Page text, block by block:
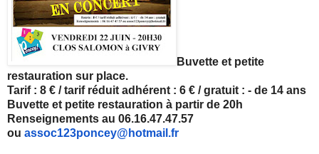
Buvette et petite
restauration sur place.
Tarif : 8 € / tarif réduit adhérent : 6 € / gratuit : - de 14 ans
Buvette et petite restauration à partir de 20h
Renseignements au 06.16.47.47.57
ou assoc123poncey@hotmail.fr